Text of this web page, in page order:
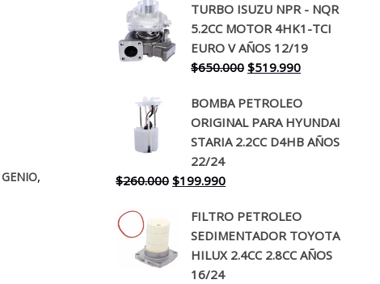
GENIO,
original
era:
$130.000.
actual
es:
$94.990.
TURBO ISUZU NPR - NQR
5.2CC MOTOR 4HK1-TCI
EURO V AÑOS 12/19
$650.000 El
original
era:
$650.000.
$519.990El
actual
es:
$519.990.
BOMBA PETROLEO
ORIGINAL PARA HYUNDAI
STARIA 2.2CC D4HB AÑOS
22/24
$260.000 El
original
era:
$260.000.
$199.990El
actual
es:
$199.990.
FILTRO PETROLEO
SEDIMENTADOR TOYOTA
HILUX 2.4CC 2.8CC AÑOS
16/24